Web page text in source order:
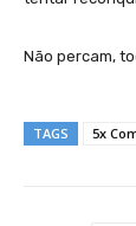
Não percam,
TAGS 5x